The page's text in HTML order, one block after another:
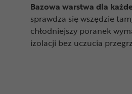
Bazowa warstwa dla
sprawdza się wszędzie
chłodniejszy poranek
izolacji bez uczucia